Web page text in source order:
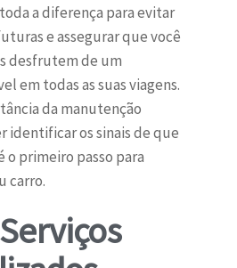
a diferença para evitar
e assegurar que você
desfrutem de um
em todas as suas viagens.
da manutenção
identificar os sinais de que
o primeiro passo para
carro.